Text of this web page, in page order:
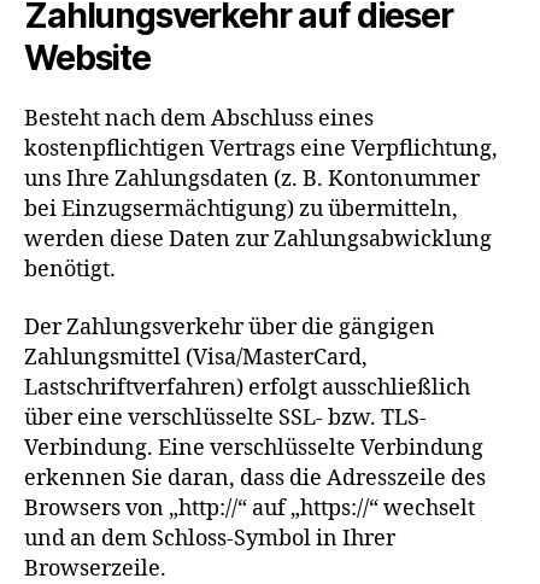
Zahlungsverkehr auf dieser
Website
Besteht nach dem Abschluss eines
kostenpflichtigen Vertrags eine Verpflichtung,
uns Ihre Zahlungsdaten (z. B. Kontonummer
bei Einzugsermächtigung) zu übermitteln,
werden diese Daten zur Zahlungsabwicklung
benötigt.
Der Zahlungsverkehr über die gängigen
Zahlungsmittel (Visa/MasterCard,
Lastschriftverfahren) erfolgt ausschließlich
über eine verschlüsselte SSL- bzw. TLS-
Verbindung. Eine verschlüsselte Verbindung
erkennen Sie daran, dass die Adresszeile des
Browsers von „http://“ auf „https://“ wechselt
und an dem Schloss-Symbol in Ihrer
Browserzeile.